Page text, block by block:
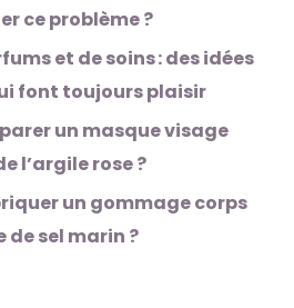
ce problème ?
et de soins : des idées
font toujours plaisir
un masque visage
l’argile rose ?
un gommage corps
de sel marin ?